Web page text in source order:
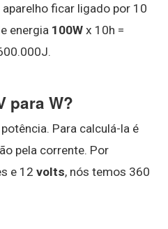
ficar ligado por 10
energia 100W x 10h =
para W?
Para calculá-la é
pela corrente. Por
e 12 volts, nós temos 360